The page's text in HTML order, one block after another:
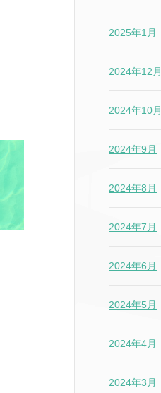
2025年1月
2024年12月
2024年10月
2024年9月
2024年8月
2024年7月
2024年6月
2024年5月
2024年4月
2024年3月